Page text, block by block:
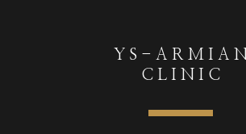
Y S - A R M I A N
C L I N I C